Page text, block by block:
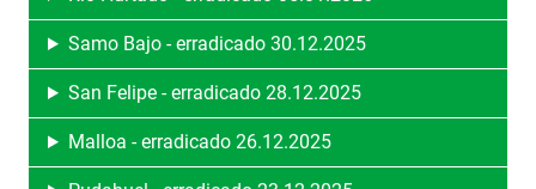
Samo Bajo - erradicado 30.12.2025
San Felipe - erradicado 28.12.2025
Malloa - erradicado 26.12.2025